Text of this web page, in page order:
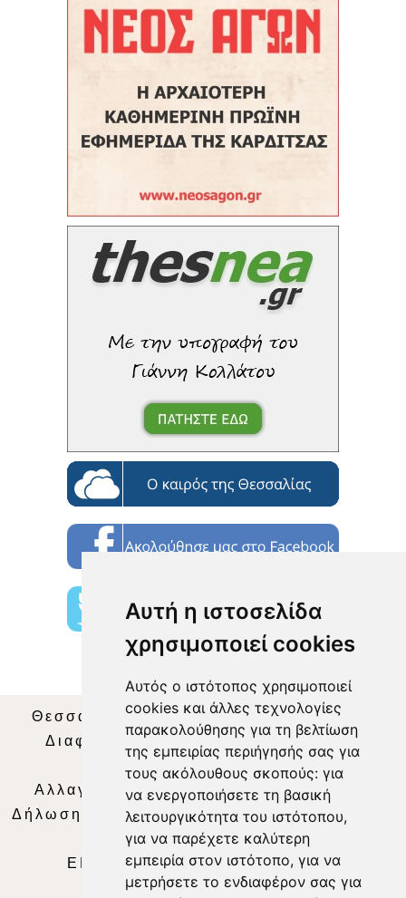
Αυτή η ιστοσελίδα
χρησιμοποιεί cookies
Αυτός ο ιστότοπος χρησιμοποιεί
cookies και άλλες τεχνολογίες
παρακολούθησης για τη βελτίωση
της εμπειρίας περιήγησής σας για
τους ακόλουθους σκοπούς: για
να ενεργοποιήσετε τη βασική
λειτουργικότητα του ιστότοπου,
για να παρέχετε καλύτερη
εμπειρία στον ιστότοπο, για να
μετρήσετε το ενδιαφέρον σας για
Θεσσαλία Τηλεόραση|SNG Services
Διαφήμιση | Όροι Χρήσης |Δήλωση
Απορρήτου |
Περιεχόμενο
Αλλαγή Προτιμήσεων για τα Cookies
Δήλωση συμμόρφωσης με τη σύσταση (ΕΕ)
2018/334|Ταυτότητα
ΕΝΗΜΕΡΩΣΗ |WEB TV| LIVE